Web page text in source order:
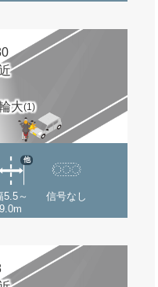
大(1)
5.5～
9.0m
他
信号なし